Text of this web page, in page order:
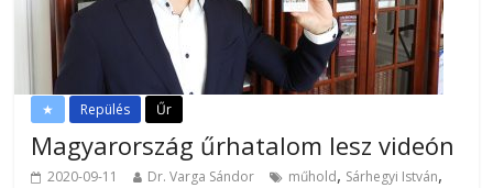
★ Repülés Űr
Magyarország űrhatalom lesz videón
2020-09-11 Dr. Varga Sándor műhold, Sárhegyi István,